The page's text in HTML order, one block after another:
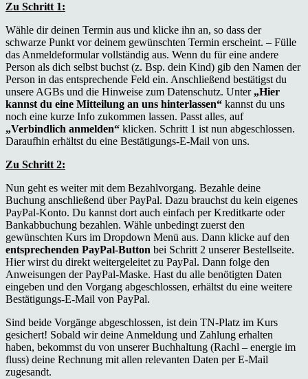
Zu Schritt 1:
Wähle dir deinen Termin aus und klicke ihn an, so dass der
schwarze Punkt vor deinem gewünschten Termin erscheint. – Fülle
das Anmeldeformular vollständig aus. Wenn du für eine andere
Person als dich selbst buchst (z. Bsp. dein Kind) gib den Namen der
Person in das entsprechende Feld ein. Anschließend bestätigst du
unsere AGBs und die Hinweise zum Datenschutz. Unter „Hier
kannst du eine Mitteilung an uns hinterlassen“ kannst du uns
noch eine kurze Info zukommen lassen. Passt alles, auf
„Verbindlich anmelden“ klicken. Schritt 1 ist nun abgeschlossen.
Daraufhin erhältst du eine Bestätigungs-E-Mail von uns.
Zu Schritt 2:
Nun geht es weiter mit dem Bezahlvorgang. Bezahle deine
Buchung anschließend über PayPal. Dazu brauchst du kein eigenes
PayPal-Konto. Du kannst dort auch einfach per Kreditkarte oder
Bankabbuchung bezahlen. Wähle unbedingt zuerst den
gewünschten Kurs im Dropdown Menü aus. Dann klicke auf den
entsprechenden PayPal-Button bei Schritt 2 unserer Bestellseite.
Hier wirst du direkt weitergeleitet zu PayPal. Dann folge den
Anweisungen der PayPal-Maske. Hast du alle benötigten Daten
eingeben und den Vorgang abgeschlossen, erhältst du eine weitere
Bestätigungs-E-Mail von PayPal.
Sind beide Vorgänge abgeschlossen, ist dein TN-Platz im Kurs
gesichert! Sobald wir deine Anmeldung und Zahlung erhalten
haben, bekommst du von unserer Buchhaltung (Rachl – energie im
fluss) deine Rechnung mit allen relevanten Daten per E-Mail
zugesandt.